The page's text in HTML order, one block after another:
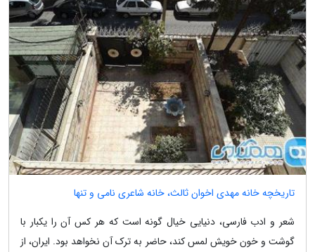
تاریخچه خانه مهدی اخوان ثالث، خانه شاعری نامی و تنها
شعر و ادب فارسی، دنیایی خیال گونه است که هر کس آن را یکبار با
گوشت و خون خویش لمس کند، حاضر به ترک آن نخواهد بود. ایران، از